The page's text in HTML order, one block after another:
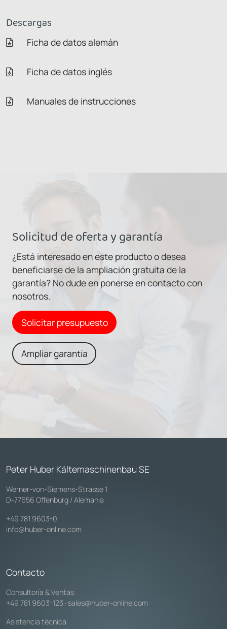
Descargas
Ficha de datos alemán
Ficha de datos inglés
Manuales de instrucciones
Solicitud de oferta y garantía
¿Está interesado en este producto o desea
beneficiarse de la ampliación gratuita de la
garantía? No dude en ponerse en contacto con
nosotros.
Solicitar presupuesto
Ampliar garantía
Peter Huber Kältemaschinenbau SE
Werner-von-Siemens-Strasse 1
D-77656 Offenburg / Alemania
+49 781 9603-0
info@huber-online.com
Contacto
Consultoría & Ventas
+49 781 9603-123 · sales@huber-online.com
Asistencia técnica